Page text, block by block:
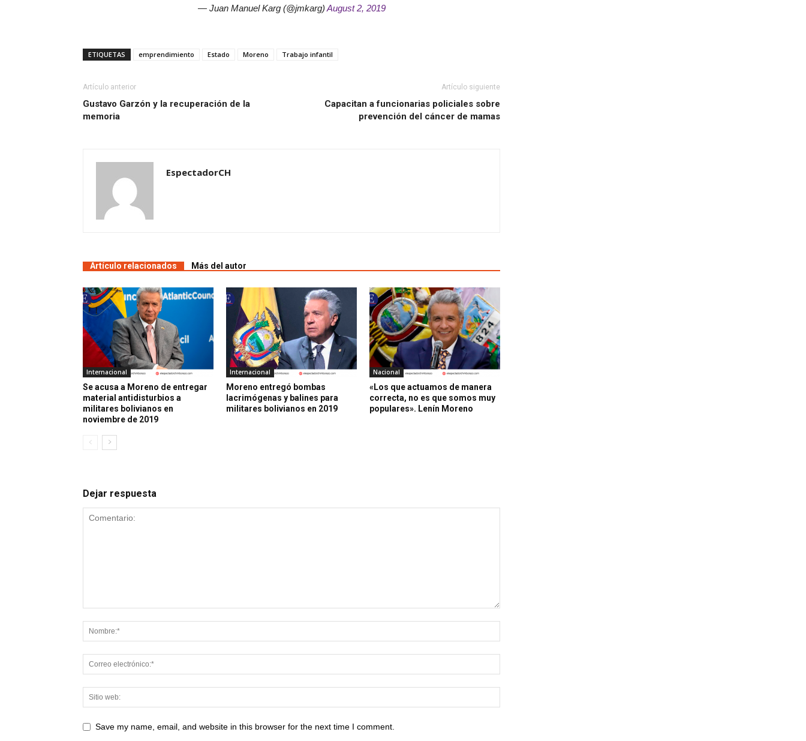
— Juan Manuel Karg (@jmkarg) August 2, 2019
ETIQUETAS emprendimiento Estado Moreno Trabajo infantil
Artículo anterior
Gustavo Garzón y la recuperación de la
memoria
Artículo siguiente
Capacitan a funcionarias policiales sobre
prevención del cáncer de mamas
EspectadorCH
Artículo relacionados Más del autor
Internacional
Se acusa a Moreno de entregar
material antidisturbios a
militares bolivianos en
noviembre de 2019
Internacional
Moreno entregó bombas
lacrimógenas y balines para
militares bolivianos en 2019
Nacional
«Los que actuamos de manera
correcta, no es que somos muy
populares». Lenín Moreno
Dejar respuesta
Save my name, email, and website in this browser for the next time I comment.